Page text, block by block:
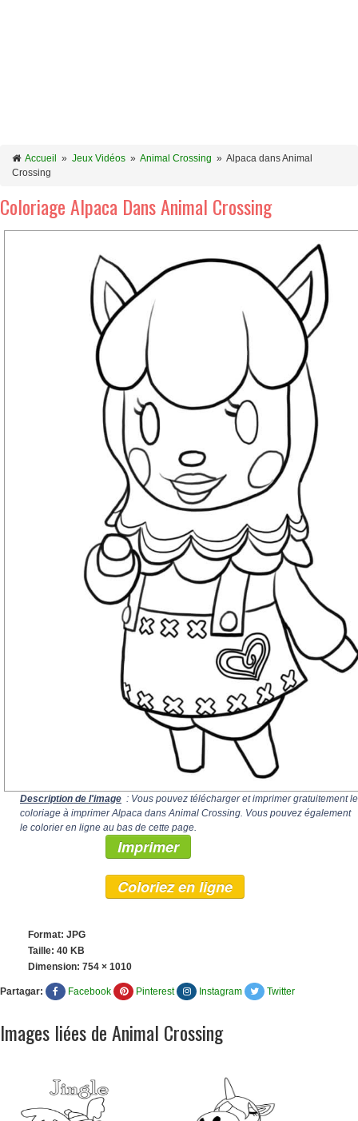
Accueil » Jeux Vidéos » Animal Crossing » Alpaca dans Animal
Crossing
Coloriage Alpaca Dans Animal Crossing
Description de l'image : Vous pouvez télécharger et imprimer gratuitement le
coloriage à imprimer Alpaca dans Animal Crossing. Vous pouvez également
le colorier en ligne au bas de cette page.
Imprimer
Coloriez en ligne
Format: JPG
Taille: 40 KB
Dimension: 754 × 1010
Partagar: Facebook Pinterest Instagram Twitter
Images liées de Animal Crossing